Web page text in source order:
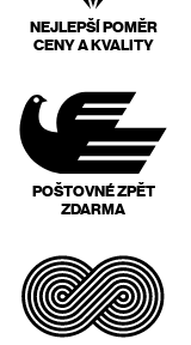
NEJLEPŠÍ POMĚR
CENY A KVALITY
POŠTOVNÉ ZPĚT
ZDARMA